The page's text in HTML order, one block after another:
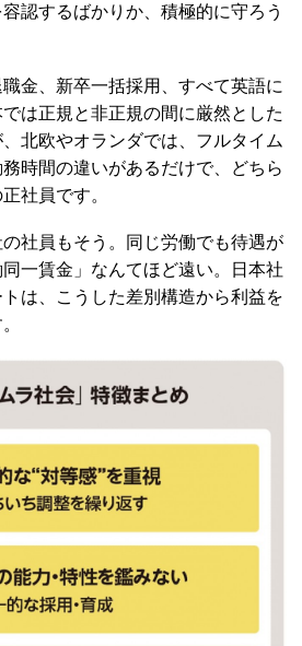
認するばかりか、積極的に守ろう
金、新卒一括採用、すべて英語に
は正規と非正規の間に厳然とした
北欧やオランダでは、フルタイム
時間の違いがあるだけで、どちら
社員です。
社員もそう。同じ労働でも待遇が
一賃金」なんてほど遠い。日本社
は、こうした差別構造から利益を